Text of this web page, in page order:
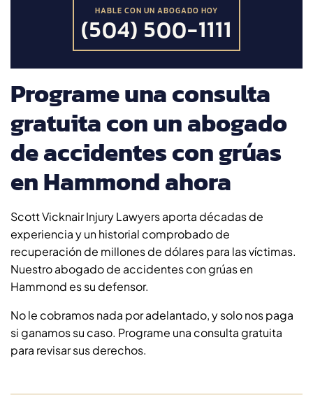
HABLE CON UN ABOGADO HOY
(504) 500-1111
Programe una consulta
gratuita con un abogado
de accidentes con grúas
en Hammond ahora
Scott Vicknair Injury Lawyers aporta décadas de
experiencia y un historial comprobado de
recuperación de millones de dólares para las víctimas.
Nuestro abogado de accidentes con grúas en
Hammond es su defensor.
No le cobramos nada por adelantado, y solo nos paga
si ganamos su caso. Programe una consulta gratuita
para revisar sus derechos.